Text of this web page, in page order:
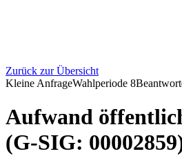
Zurück zur Übersicht
Kleine AnfrageWahlperiode 8
Aufwand
(G-SIG: